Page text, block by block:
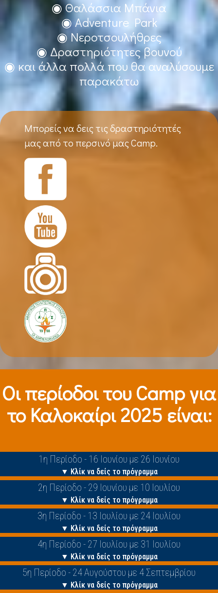
◉ Θαλάσσια Μπάνια
◉ Adventure Park
◉ Νεροτσουλήθρες
◉ Δραστηριότητες βουνού
◉ και άλλα πολλά που θα αναλύσουμε
παρακάτω
Μπορείς να δεις τις δραστηριότητές
μας από το περσινό μας Camp.
Οι περίοδοι τoυ Camp για
το Καλοκαίρι 2025 είναι:
1η Περίοδο - 16 Ιουνίου με 26 Ιουνίου
▼ Κλίκ να δείς το πρόγραμμα
2η Περίοδο - 29 Ιουνίου με 10 Ιουλίου
▼ Κλίκ να δείς το πρόγραμμα
3η Περίοδο - 13 Ιουλίου με 24 Ιουλίου
▼ Κλίκ να δείς το πρόγραμμα
4η Περίοδο - 27 Ιουλίου με 31 Ιουλίου
▼ Κλίκ να δείς το πρόγραμμα
5η Περίοδο - 24 Αυγούστου με 4 Σεπτεμβρίου
▼ Κλίκ να δείς το πρόγραμμα